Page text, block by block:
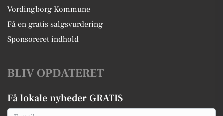
Vordingborg Kommune
Få en gratis salgsvurdering
Sponsoreret indhold
BLIV OPDATERET
Få lokale nyheder GRATIS
Email